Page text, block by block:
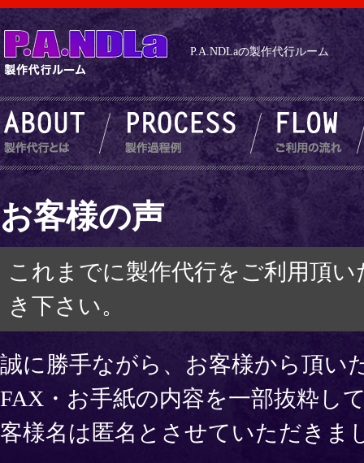
P.A.NDLaの製作代行ルーム
お客様の声
これまでに製作代行をご利用頂
き下さい。
誠に勝手ながら、お客様から頂い
FAX・お手紙の内容を一部抜粋し
客様名は匿名とさせていただきま